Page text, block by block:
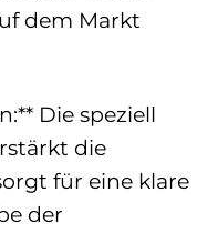
dem Markt
Die speziell
die
für eine klare
der